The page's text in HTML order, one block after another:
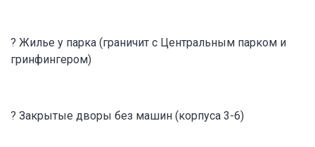
? Жилье у парка (граничит с Центральным парком и
гринфингером)
? Закрытые дворы без машин (корпуса 3-6)